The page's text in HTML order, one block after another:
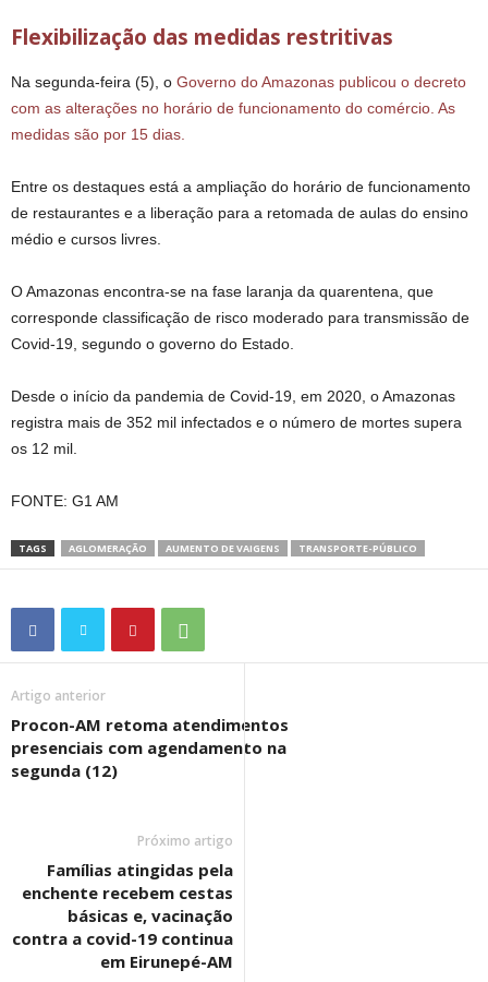
Flexibilização das medidas restritivas
Na segunda-feira (5), o Governo do Amazonas publicou o decreto
com as alterações no horário de funcionamento do comércio. As
medidas são por 15 dias.
Entre os destaques está a ampliação do horário de funcionamento
de restaurantes e a liberação para a retomada de aulas do ensino
médio e cursos livres.
O Amazonas encontra-se na fase laranja da quarentena, que
corresponde classificação de risco moderado para transmissão de
Covid-19, segundo o governo do Estado.
Desde o início da pandemia de Covid-19, em 2020, o Amazonas
registra mais de 352 mil infectados e o número de mortes supera
os 12 mil.
FONTE: G1 AM
TAGS AGLOMERAÇÃO AUMENTO DE VAIGENS TRANSPORTE-PÚBLICO
Artigo anterior
Procon-AM retoma atendimentos
presenciais com agendamento na
segunda (12)
Próximo artigo
Famílias atingidas pela
enchente recebem cestas
básicas e, vacinação
contra a covid-19 continua
em Eirunepé-AM